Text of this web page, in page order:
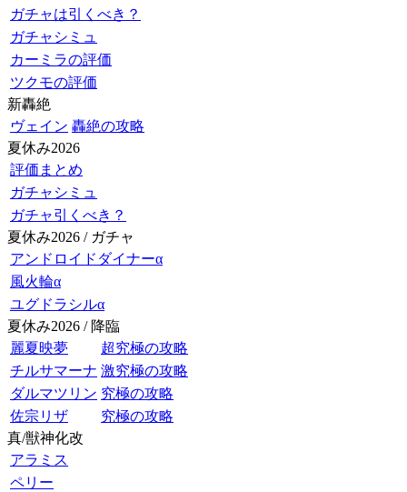
ガチャは引くべき？
ガチャシミュ
カーミラの評価
ツクモの評価
新轟絶
ヴェイン 轟絶の攻略
夏休み2026
評価まとめ
ガチャシミュ
ガチャ引くべき？
夏休み2026 / ガチャ
アンドロイドダイナーα
風火輪α
ユグドラシルα
夏休み2026 / 降臨
麗夏映夢
超究極の攻略
チルサマーナ 激究極の攻略
ダルマツリン 究極の攻略
佐宗リザ
究極の攻略
真/獣神化改
アラミス
ペリー